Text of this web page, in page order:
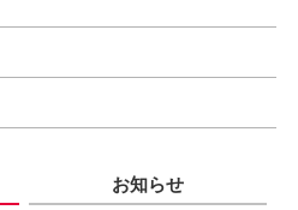
お知らせ